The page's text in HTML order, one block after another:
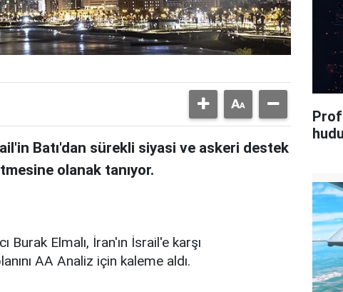
Batı'dan sürekli siyasi ve askeri destek
olanak tanıyor.
Elmalı, İran'ın İsrail'e karşı
AA Analiz için kaleme aldı.